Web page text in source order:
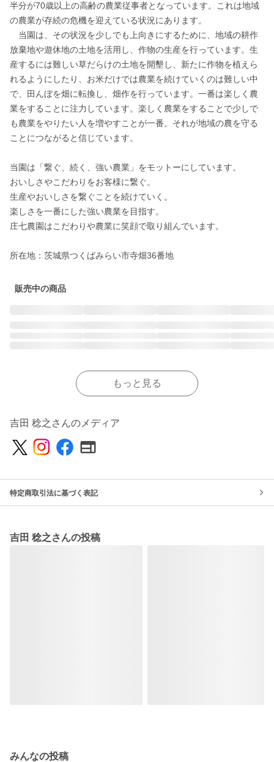
半分が70歳以上の高齢の農業従事者となっています。これは地域
の農業が存続の危機を迎えている状況にあります。
当園は、その状況を少しでも上向きにするために、地域の耕作
放棄地や遊休地の土地を活用し、作物の生産を行っています。生
産するには難しい草だらけの土地を開墾し、新たに作物を植えら
れるようにしたり、お米だけでは農業を続けていくのは難しい中
で、田んぼを畑に転換し、畑作を行っています。一番は楽しく農
業をすることに注力しています。楽しく農業をすることで少しで
も農業をやりたい人を増やすことが一番。それが地域の農を守る
ことにつながると信じています。
当園は「繋ぐ、続く、強い農業」をモットーにしています。
おいしさやこだわりをお客様に繋ぐ。
生産やおいしさを繋ぐことを続けていく。
楽しさを一番にした強い農業を目指す。
庄七農園はこだわりや農業に笑顔で取り組んでいます。
所在地：茨城県つくばみらい市寺畑36番地
販売中の商品
もっと見る
吉田 稔之さんのメディア
特定商取引法に基づく表記
吉田 稔之さんの投稿
みんなの投稿